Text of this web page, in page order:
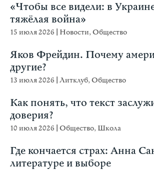
«Чтобы все видели: в
тяжёлая война»
15 июля 2026 Новости,Общество
Яков Фрейдин. Почему
другие?
13 июля 2026 Литклуб,Общество
Как понять, что текст
доверия?
10 июля 2026 Общество, Школа
Где кончается страх: Анна
литературе и выборе